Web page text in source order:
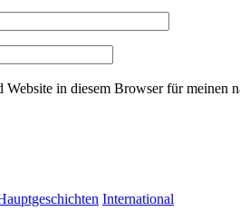
in diesem Browser für meinen
International